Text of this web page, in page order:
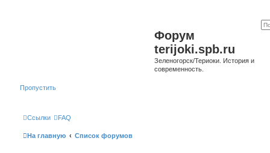
Форум
terijoki.spb.ru
Зеленогорск/Териоки. История и
современность.
Пропустить
Ссылки FAQ
На главную Список форумов